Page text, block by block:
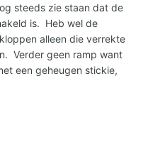
steeds zie staan dat de
is. Heb wel de
alleen die verrekte
Verder geen ramp want
een geheugen stickie,